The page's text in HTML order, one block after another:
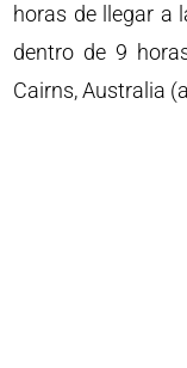
horas de llegar a
dentro de 9
Cairns, Australia